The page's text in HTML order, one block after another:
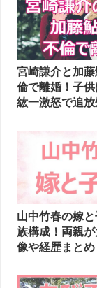
宮崎謙介と加
倫で離婚！子
紘一激怒で追放
山中竹春の嫁
族構成！両親
像や経歴まとめ